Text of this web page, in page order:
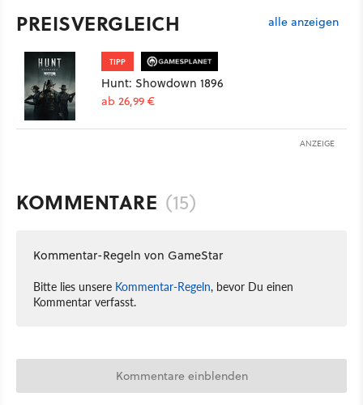
PREISVERGLEICH alle anzeigen
TIPP
Hunt: Showdown 1896
ab 26,99 €
ANZEIGE
KOMMENTARE (15)
Kommentar-Regeln von GameStar
Bitte lies unsere Kommentar-Regeln, bevor Du einen
Kommentar verfasst.
Kommentare einblenden